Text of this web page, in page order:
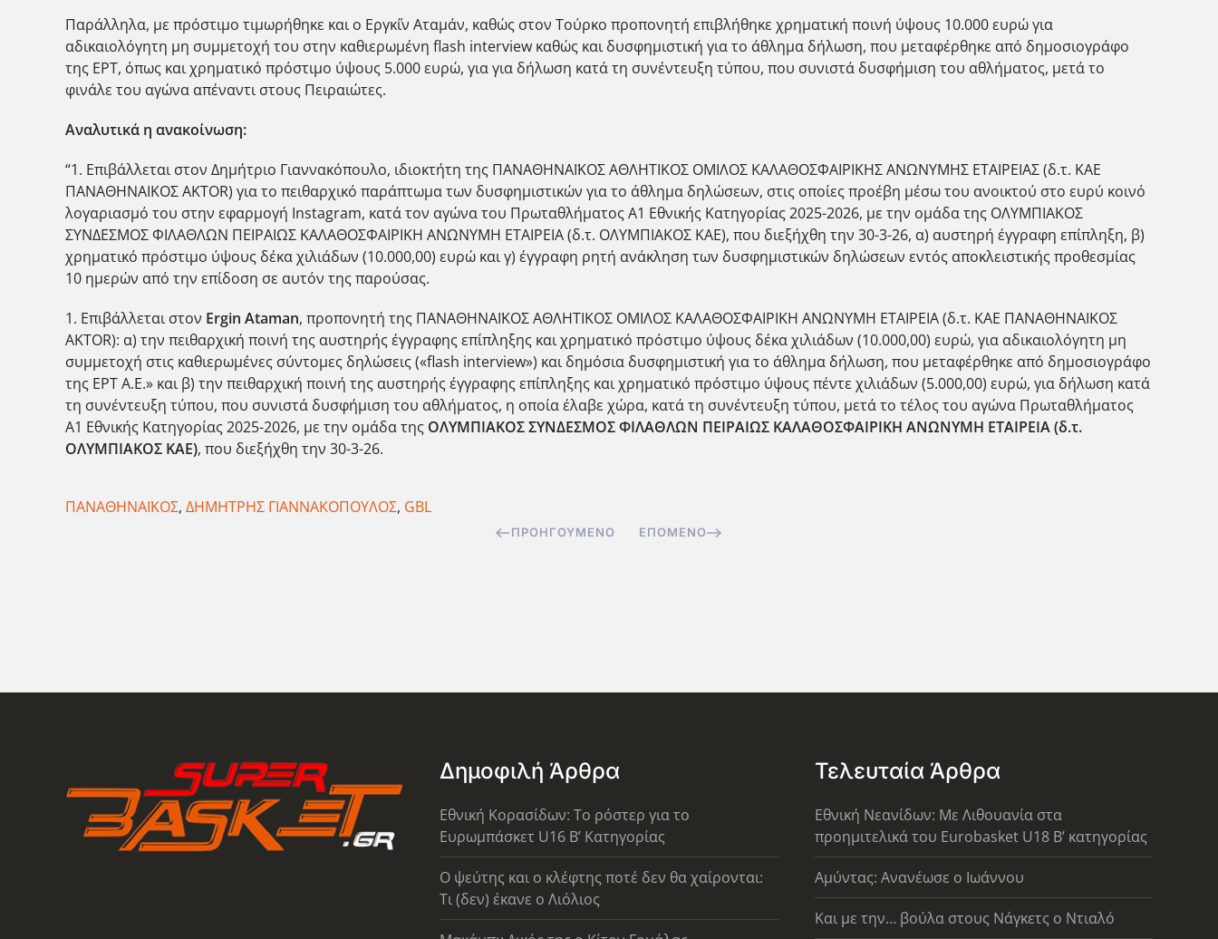
Παράλληλα, με πρόστιμο τιμωρήθηκε και ο Εργκ΄ίν Αταμάν, καθώς στον Τούρκο προπονητή επιβλήθηκε χρηματική ποινή ύψους 10.000 ευρώ για
αδικαιολόγητη μη συμμετοχή του στην καθιερωμένη flash interview καθώς και δυσφημιστική για το άθλημα δήλωση, που μεταφέρθηκε από δημοσιογράφο
της ΕΡΤ, όπως και χρηματικό πρόστιμο ύψους 5.000 ευρώ, για για δήλωση κατά τη συνέντευξη τύπου, που συνιστά δυσφήμιση του αθλήματος, μετά το
φινάλε του αγώνα απέναντι στους Πειραιώτες.
Αναλυτικά η ανακοίνωση:
“1. Επιβάλλεται στον Δημήτριο Γιαννακόπουλο, ιδιοκτήτη της ΠΑΝΑΘΗΝΑΪΚΟΣ ΑΘΛΗΤΙΚΟΣ ΟΜΙΛΟΣ ΚΑΛΑΘΟΣΦΑΙΡΙΚΗΣ ΑΝΩΝΥΜΗΣ ΕΤΑΙΡΕΙΑΣ (δ.τ. ΚΑΕ
ΠΑΝΑΘΗΝΑΙΚΟΣ AKTOR) για το πειθαρχικό παράπτωμα των δυσφημιστικών για το άθλημα δηλώσεων, στις οποίες προέβη μέσω του ανοικτού στο ευρύ κοινό
λογαριασμό του στην εφαρμογή Instagram, κατά τον αγώνα του Πρωταθλήματος Α1 Εθνικής Κατηγορίας 2025-2026, με την ομάδα της ΟΛΥΜΠΙΑΚΟΣ
ΣΥΝΔΕΣΜΟΣ ΦΙΛΑΘΛΩΝ ΠΕΙΡΑΙΩΣ ΚΑΛΑΘΟΣΦΑΙΡΙΚΗ ΑΝΩΝΥΜΗ ΕΤΑΙΡΕΙΑ (δ.τ. ΟΛΥΜΠΙΑΚΟΣ ΚΑΕ), που διεξήχθη την 30-3-26, α) αυστηρή έγγραφη επίπληξη, β)
χρηματικό πρόστιμο ύψους δέκα χιλιάδων (10.000,00) ευρώ και γ) έγγραφη ρητή ανάκληση των δυσφημιστικών δηλώσεων εντός αποκλειστικής προθεσμίας
10 ημερών από την επίδοση σε αυτόν της παρούσας.
1. Επιβάλλεται στον Ergin Ataman, προπονητή της ΠΑΝΑΘΗΝΑΪΚΟΣ ΑΘΛΗΤΙΚΟΣ ΟΜΙΛΟΣ ΚΑΛΑΘΟΣΦΑΙΡΙΚΗ ΑΝΩΝΥΜΗ ΕΤΑΙΡΕΙΑ (δ.τ. ΚΑΕ ΠΑΝΑΘΗΝΑΙΚΟΣ
AKTOR): α) την πειθαρχική ποινή της αυστηρής έγγραφης επίπληξης και χρηματικό πρόστιμο ύψους δέκα χιλιάδων (10.000,00) ευρώ, για αδικαιολόγητη μη
συμμετοχή στις καθιερωμένες σύντομες δηλώσεις («flash interview») και δημόσια δυσφημιστική για το άθλημα δήλωση, που μεταφέρθηκε από δημοσιογράφο
της ΕΡΤ Α.Ε.» και β) την πειθαρχική ποινή της αυστηρής έγγραφης επίπληξης και χρηματικό πρόστιμο ύψους πέντε χιλιάδων (5.000,00) ευρώ, για δήλωση κατά
τη συνέντευξη τύπου, που συνιστά δυσφήμιση του αθλήματος, η οποία έλαβε χώρα, κατά τη συνέντευξη τύπου, μετά το τέλος του αγώνα Πρωταθλήματος
Α1 Εθνικής Κατηγορίας 2025-2026, με την ομάδα της ΟΛΥΜΠΙΑΚΟΣ ΣΥΝΔΕΣΜΟΣ ΦΙΛΑΘΛΩΝ ΠΕΙΡΑΙΩΣ ΚΑΛΑΘΟΣΦΑΙΡΙΚΗ ΑΝΩΝΥΜΗ ΕΤΑΙΡΕΙΑ (δ.τ.
ΟΛΥΜΠΙΑΚΟΣ ΚΑΕ), που διεξήχθη την 30-3-26.
ΠΑΝΑΘΗΝΑΪΚΟΣ, ΔΗΜΗΤΡΗΣ ΓΙΑΝΝΑΚΟΠΟΥΛΟΣ, GBL
ΠΡΟΗΓΟΎΜΕΝΟ ΕΠΌΜΕΝΟ
Δημοφιλή Άρθρα
Εθνική Κορασίδων: Το ρόστερ για το
Ευρωμπάσκετ U16 B’ Κατηγορίας
Ο ψεύτης και ο κλέφτης ποτέ δεν θα χαίρονται:
Τι (δεν) έκανε ο Λιόλιος
Τελευταία Άρθρα
Εθνική Νεανίδων: Με Λιθουανία στα
προημιτελικά του Eurobasket U18 Β’ κατηγορίας
Αμύντας: Ανανέωσε ο Ιωάννου
Και με την… βούλα στους Νάγκετς ο Ντιαλό